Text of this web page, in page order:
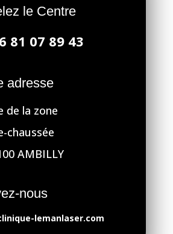
le Centre
81 07 89 43
adresse
de la zone
chaussée
AMBILLY
nous
lemanlaser.com